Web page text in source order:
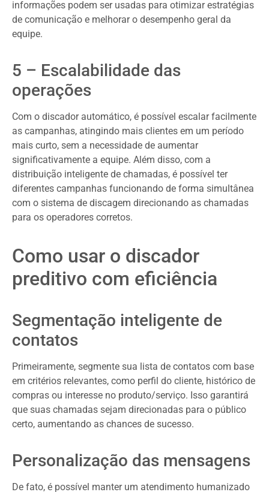
informações podem ser usadas para otimizar estratégias
de comunicação e melhorar o desempenho geral da
equipe.
5 – Escalabilidade das
operações
Com o discador automático, é possível escalar facilmente
as campanhas, atingindo mais clientes em um período
mais curto, sem a necessidade de aumentar
significativamente a equipe. Além disso, com a
distribuição inteligente de chamadas, é possível ter
diferentes campanhas funcionando de forma simultânea
com o sistema de discagem direcionando as chamadas
para os operadores corretos.
Como usar o discador
preditivo com eficiência
Segmentação inteligente de
contatos
Primeiramente, segmente sua lista de contatos com base
em critérios relevantes, como perfil do cliente, histórico de
compras ou interesse no produto/serviço. Isso garantirá
que suas chamadas sejam direcionadas para o público
certo, aumentando as chances de sucesso.
Personalização das mensagens
De fato, é possível manter um atendimento humanizado